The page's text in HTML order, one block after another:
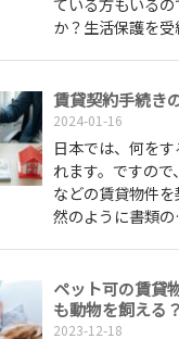
か？生活保護を
賃貸契約手続き
2024-01-16
日本では、何を
れます。ですの
などの賃貸物件
然のように書類
ペット可の賃貸
も動物を飼える
2023-12-18